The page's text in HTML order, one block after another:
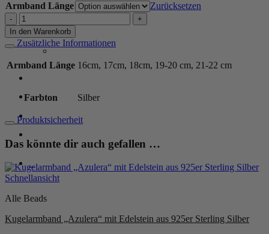
Warenkorb / 0,00
0
Armband Länge
Zurücksetzen
Kugelarmband
„Blue
Ocean“
mit
Edelstein
aus
925er
Sterling
Silber
Menge
In den Warenkorb
Zusätzliche Informationen
Armband Länge 16cm, 17cm, 18cm, 19-20 cm, 21-22 cm
Farbton Silber
Produktsicherheit
Das könnte dir auch gefallen …
Schnellansicht
Alle Beads
Kugelarmband „Azulera“ mit Edelstein aus 925er Sterling Silber